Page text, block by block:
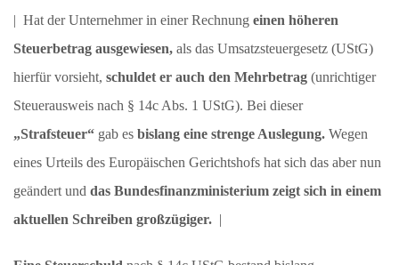
| Hat der Unternehmer in einer Rechnung einen höheren
Steuerbetrag ausgewiesen, als das Umsatzsteuergesetz (UStG)
hierfür vorsieht, schuldet er auch den Mehrbetrag (unrichtiger
Steuerausweis nach § 14c Abs. 1 UStG). Bei dieser
„Strafsteuer“ gab es bislang eine strenge Auslegung. Wegen
eines Urteils des Europäischen Gerichtshofs hat sich das aber nun
geändert und das Bundesfinanzministerium zeigt sich in einem
aktuellen Schreiben großzügiger. |